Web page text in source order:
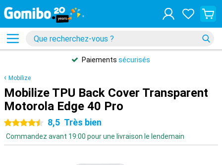
Paiements sécurisés
Mobilize
Mobilize TPU Back Cover Transparent
Motorola Edge 40 Pro
4.5 étoiles
8,5 Très bien
Commandez avant 19:00 pour une livraison le lendemain